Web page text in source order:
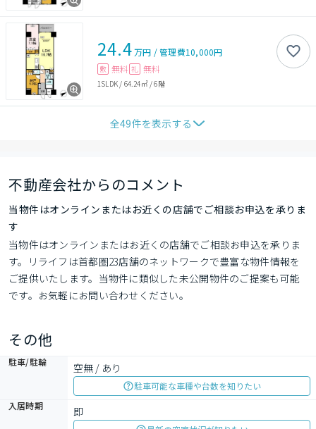
24.4万円 /管理費10,000円
敷 無料 礼 無料
1SLDK / 64.24㎡/6階
全49件を表示する
不動産会社からのコメント
当物件はオンラインまたはお近くの店舗でご相談お申込を承りま
す
当物件はオンラインまたはお近くの店舗でご相談お申込を承りま
す。リライフは首都圏23店舗のネットワークで豊富な物件情報を
ご提供いたします。当物件に類似した未公開物件のご提案も可能
です。お気軽にお問い合わせください。
その他
駐車/駐輪 空無 / あり
駐車可能な車種や台数を知りたい
入居時期
即